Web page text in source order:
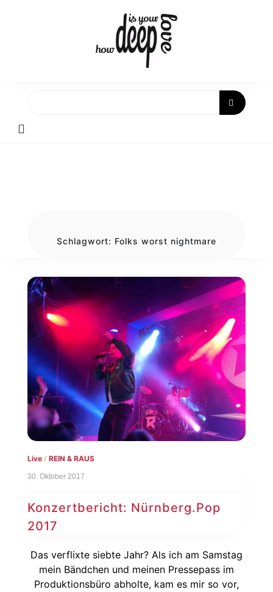
Schlagwort: Folks worst nightmare
Live/ REIN & RAUS
30. Oktober 2017
Konzertbericht: Nürnberg.Pop
2017
Das verflixte siebte Jahr? Als ich am Samstag
mein Bändchen und meinen Pressepass im
Produktionsbüro abholte, kam es mir so vor,